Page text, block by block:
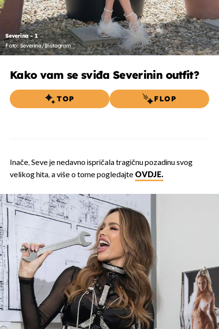
Severina - 1
Foto: Severina/Instagram
Kako vam se sviđa Severinin outfit?
TOP FLOP
Inače, Seve je nedavno ispričala tragičnu pozadinu svog
velikog hita, a više o tome pogledajte OVDJE.